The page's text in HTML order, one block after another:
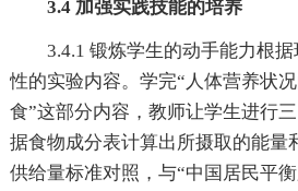
3.4 加强实践技能的培养
3.4.1 锻炼学生的动手能力根
性的实验内容。学完“人体营养状
食”这部分内容，教师让学生进行
据食物成分表计算出所摄取的能量
供给量标准对照，与“中国居民平